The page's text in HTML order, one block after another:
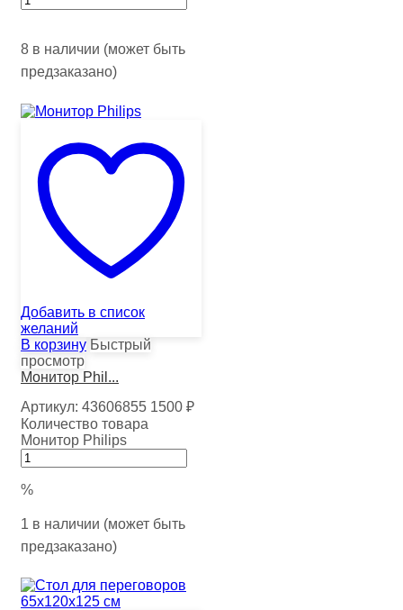
8 в наличии (может быть
предзаказано)
Добавить в список
желаний
В корзину Быстрый
просмотр
Монитор Phil...
Артикул: 43606855 1500 ₽
Количество товара
Монитор Philips
%
1 в наличии (может быть
предзаказано)